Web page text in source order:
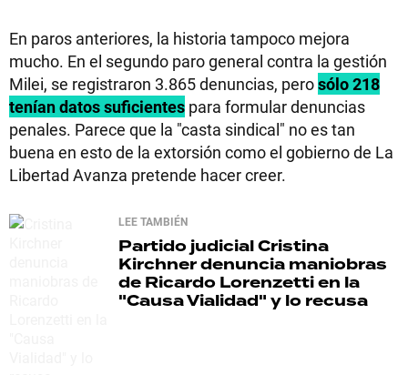
En paros anteriores, la historia tampoco mejora
mucho. En el segundo paro general contra la gestión
Milei, se registraron 3.865 denuncias, perosólo 218
tenían datos suficientes para formular denuncias
penales. Parece que la "casta sindical" no es tan
buena en esto de la extorsión como el gobierno de La
Libertad Avanza pretende hacer creer.
LEE TAMBIÉN
Partido judicialCristina
Kirchner denuncia maniobras
de Ricardo Lorenzetti en la
"Causa Vialidad" y lo recusa